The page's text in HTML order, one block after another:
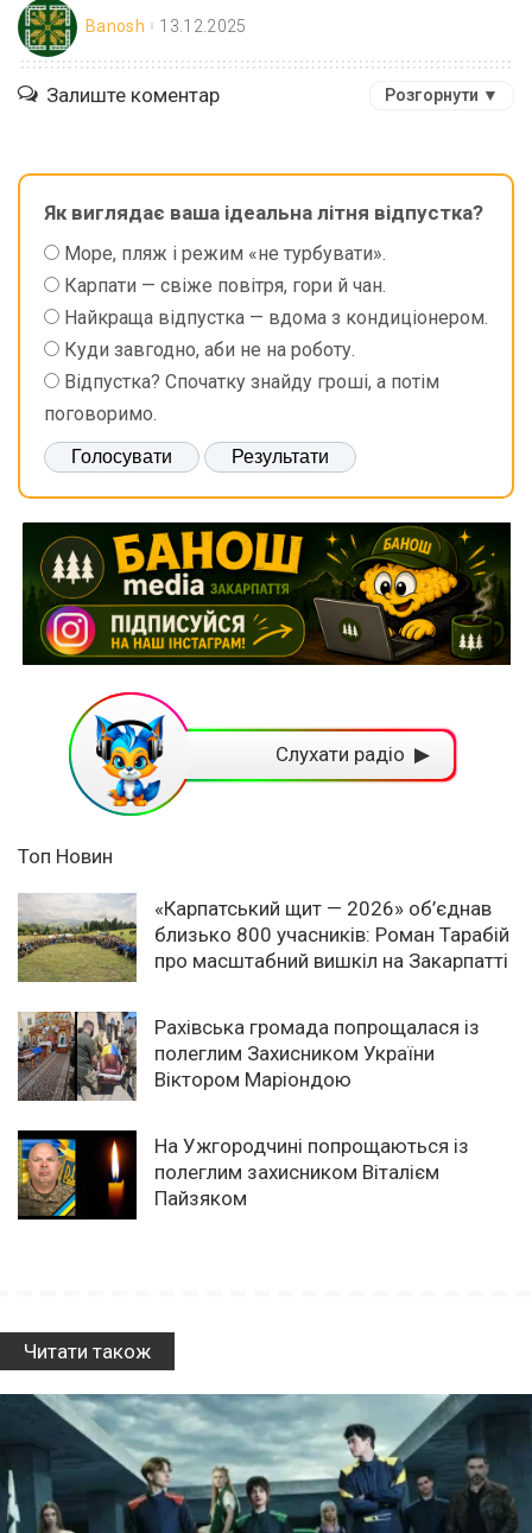
Banosh 13.12.2025
Залиште коментар Розгорнути ▼
Як виглядає ваша ідеальна літня відпустка?
Море, пляж і режим «не турбувати».
Карпати — свіже повітря, гори й чан.
Найкраща відпустка — вдома з кондиціонером.
Куди завгодно, аби не на роботу.
Відпустка? Спочатку знайду гроші, а потім
поговоримо.
Слухати радіо ▶
Топ Новин
«Карпатський щит — 2026» об’єднав
близько 800 учасників: Роман Тарабій
про масштабний вишкіл на Закарпатті
Рахівська громада попрощалася із
полеглим Захисником України
Віктором Маріондою
На Ужгородчині попрощаються із
полеглим захисником Віталієм
Пайзяком
Читати також